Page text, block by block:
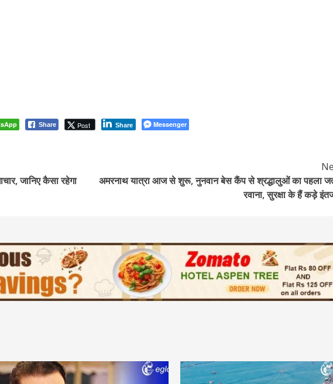
Share Post Share Messenger
जानिए कैसा रहेगा
अमरनाथ यात्रा आज से शुरू, नुनवान बेस कैंप से श्रद्धालुओं का पहला
रवाना, सुरक्षा के हैं कड़े